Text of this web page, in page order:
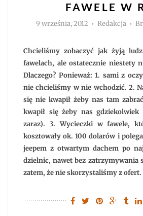
FAWELE W
9 września, 2012 Autor
Redakcja
Chcieliśmy zobaczyć jak żyją
fawelach, ale ostatecznie niestety
Dlaczego? Ponieważ: 1. sami z
nie chcieliśmy w nie wchodzić. 2.
się nie kwapił żeby nas tam
kwapił się żeby nas
zaraz). 3. Wycieczki w fawele,
kosztowały ok. 100 dolarów i
jeepem z otwartym dachem po
dzielnic, nawet bez zatrzymywania
zatem, że nie skorzystaliśmy z ofert.